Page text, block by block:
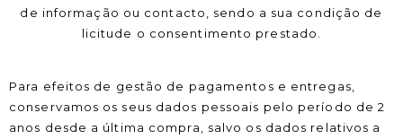
de informação ou contacto, sendo a sua condição de
licitude o consentimento prestado.
Para efeitos de gestão de pagamentos e entregas,
conservamos os seus dados pessoais pelo período de 2
anos desde a última compra, salvo os dados relativos a